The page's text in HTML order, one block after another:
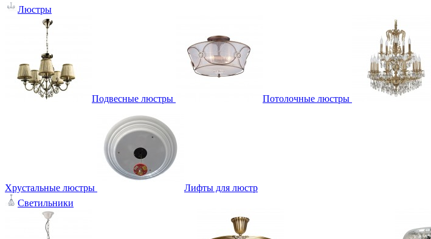
Люстры
Подвесные люстры Потолочные люстры
Хрустальные люстры
Лифты для люстр
Светильники